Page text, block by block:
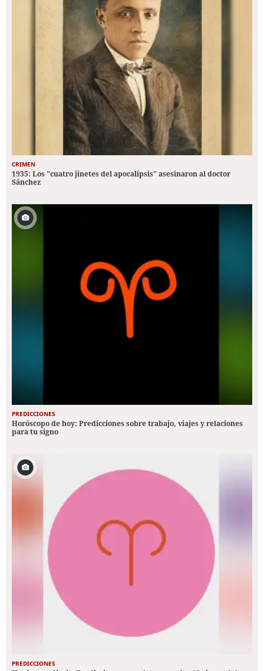
CRIMEN
1935: Los "cuatro jinetes del apocalipsis" asesinaron al doctor
Sánchez
PREDICCIONES
Horóscopo de hoy: Predicciones sobre trabajo, viajes y relaciones
para tu signo
PREDICCIONES